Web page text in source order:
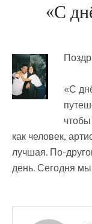
«С
«С
как человек,
лучшая. По-
день. Сегодня